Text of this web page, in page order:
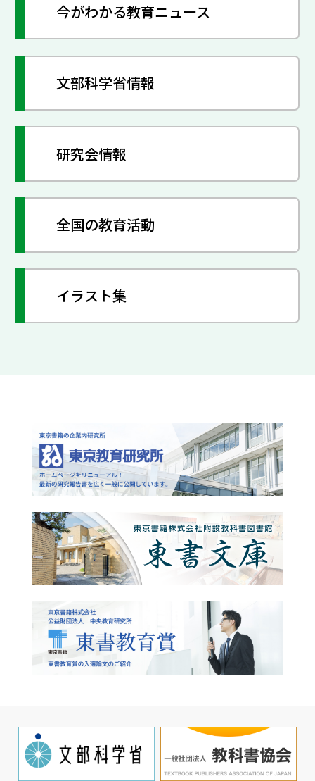
今がわかる教育ニュース
文部科学省情報
研究会情報
全国の教育活動
イラスト集